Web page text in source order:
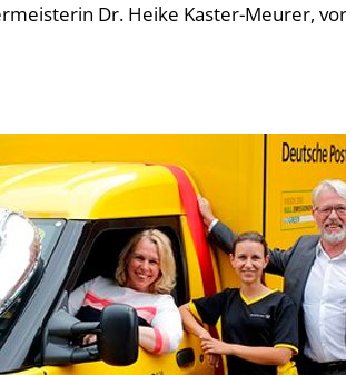
Dr. Heike Kaster-Meurer,